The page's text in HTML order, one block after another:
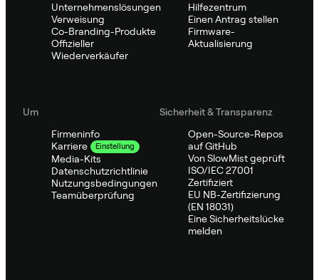
Unternehmenslösungen
Verweisung
Co-Branding-Produkte
Offizieller
Wiederverkäufer
Hilfezentrum
Einen Antrag stellen
Firmware-
Aktualisierung
Um
Firmeninfo
Karriere
Einstellung
Media-Kits
Datenschutzrichtlinie
Nutzungsbedingungen
Teamüberprüfung
Sicherheit & Transparenz
Open-Source-Repos
auf GitHub
Von SlowMist geprüft
ISO/IEC 27001
Zertifiziert
EU NB-Zertifizierung
(EN 18031)
Eine Sicherheitslücke
melden